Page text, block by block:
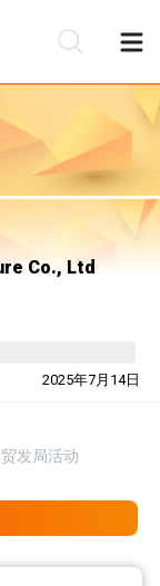
Co., Ltd
2025年7月14日
发局活动